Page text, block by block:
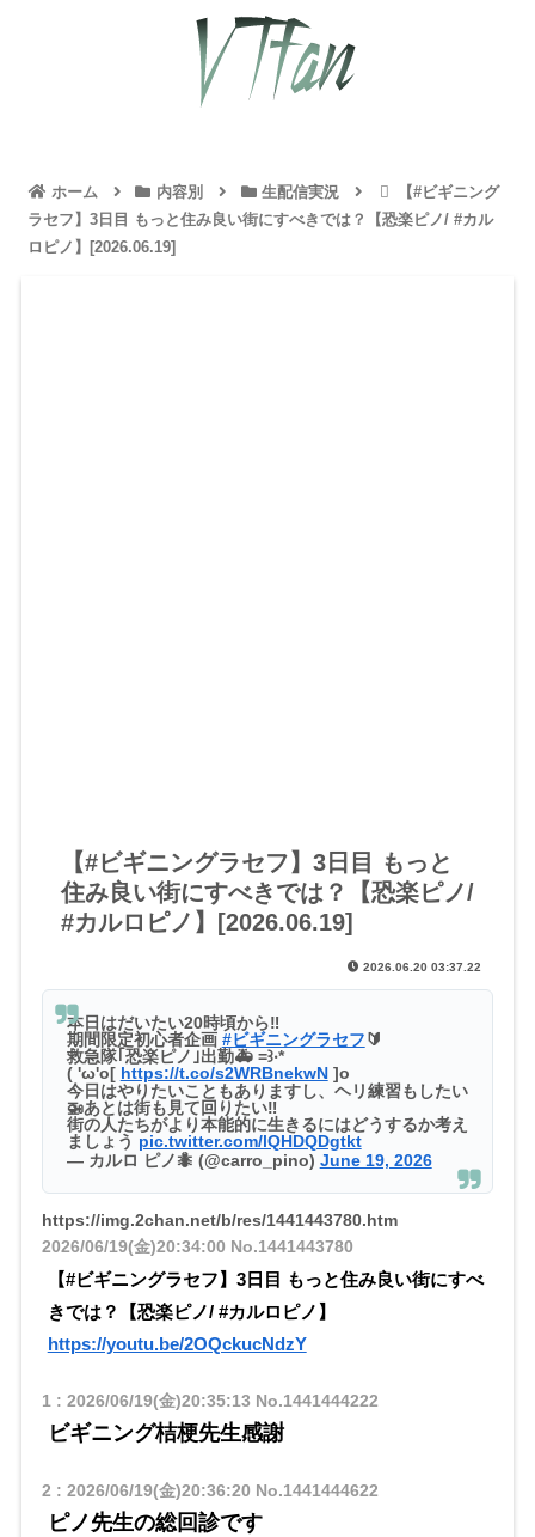
ホーム 内容別 生配信実況
【#ビギニング
ラセフ】3日目 もっと住み良い街にすべきでは？【恐楽ピノ/ #カル
ロピノ】[2026.06.19]
【#ビギニングラセフ】3日目 もっと
住み良い街にすべきでは？【恐楽ピノ/
#カルロピノ】[2026.06.19]
2026.06.20 03:37.22
本日はだいたい20時頃から‼️
期間限定初心者企画 #ビギニングラセフ🔰
救急隊｢恐楽ピノ｣出勤🚑 =꒱‧*
( 'ω'o[ https://t.co/s2WRBnekwN]o
今日はやりたいこともありますし、ヘリ練習もしたい
🚁あとは街も見て回りたい‼️
街の人たちがより本能的に生きるにはどうするか考え
ましょう pic.twitter.com/lQHDQDgtkt
— カルロ ピノ🐜 (@carro_pino) June 19, 2026
https://img.2chan.net/b/res/1441443780.htm
2026/06/19(金)20:34:00 No.1441443780
【#ビギニングラセフ】3日目 もっと住み良い街にすべ
きでは？【恐楽ピノ/ #カルロピノ】
https://youtu.be/2OQckucNdzY
1: 2026/06/19(金)20:35:13 No.1441444222
ビギニング桔梗先生感謝
2 : 2026/06/19(金)20:36:20 No.1441444622
ピノ先生の総回診です